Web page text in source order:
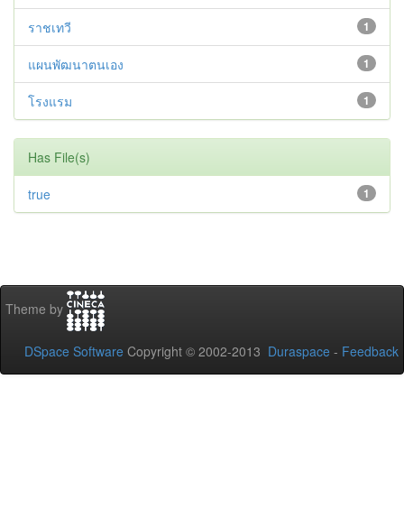
1
ราชเทวี
1
แผนพัฒนาตนเอง
1
โรงแรม
Has File(s)
1
true
Theme by
DSpace Software Copyright © 2002-2013 Duraspace - Feedback